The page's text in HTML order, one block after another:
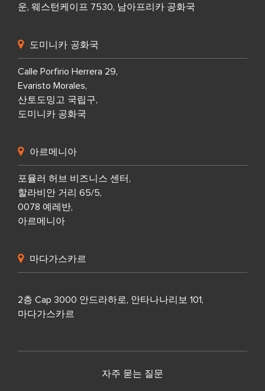
운, 웨스턴케이프 7530, 남아프리카 공화국
도미니카 공화국
Calle Porfirio Herrera 29,
Evaristo Morales,
산토도밍고 국립구,
도미니카 공화국
아르메니아
포뮬러 허브 비즈니스 센터,
할라비안 거리 65/5,
0078 예레반,
아르메니아
마다가스카르
2층 Cap 3000 안드라하로, 안타나나리보 101,
마다가스카르
자주 묻는 질문